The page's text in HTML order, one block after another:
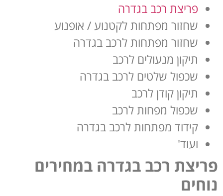
פריצת רכב בגדרה
שחזור מפתחות לקטנוע / אופנוע
שחזור מפתחות לרכב בגדרה
תיקון מנעולים לרכב
שכפול שלטים לרכב בגדרה
תיקון קודן לרכב
שכפול מפחות לרכב
קידוד מפתחות לרכב בגדרה
ועוד'
פריצת רכב בגדרה במחירים
נוחים